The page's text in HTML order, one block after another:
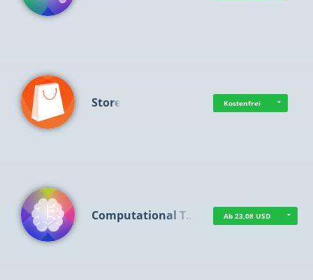
Store Kostenfrei
Computational T… Ab 23,08 USD